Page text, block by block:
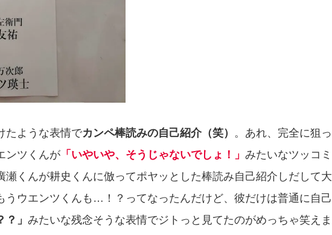
たような表情でカンペ棒読みの自己紹介（笑） 。あれ、完全に狙っ
ンツくんが 「いやいや、そうじゃないでしょ！」 みたいなツッコミ
瀬くんが耕史くんに倣ってポヤッとした棒読み自己紹介しだして大
うウエンツくんも…！？ってなったんだけど、彼だけは普通に自己
？」 みたいな残念そうな表情でジトっと見てたのがめっちゃ笑えま